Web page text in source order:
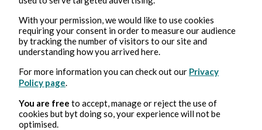
Educación
Bernard Ducosson
With your permission, we would like to use cookies
requiring your consent in order to measure our audience
by tracking the number of visitors to our site and
understanding how you arrived here.
For more information you can check out our Privacy
Policy page
You are free to accept, manage or reject the use of
cookies but byt doing so, your experience will not be
optimised.